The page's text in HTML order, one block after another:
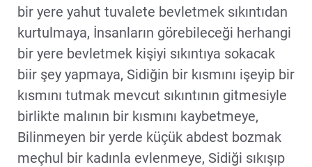
bir yere yahut tuvalete bevletmek sıkıntıdan
kurtulmaya, İnsanların görebileceği herhangi
bir yere bevletmek kişiyi sıkıntıya sokacak
biir şey yapmaya, Sidiğin bir kısmını işeyip bir
kısmını tutmak mevcut sıkıntının gitmesiyle
birlikte malının bir kısmını kaybetmeye,
Bilinmeyen bir yerde küçük abdest bozmak
meçhul bir kadınla evlenmeye, Sidiği sıkışıp